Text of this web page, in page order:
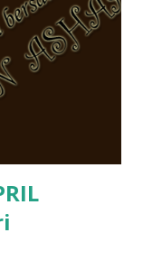
kenal huruf
aku mula fikir
yang ada
cerita pasal